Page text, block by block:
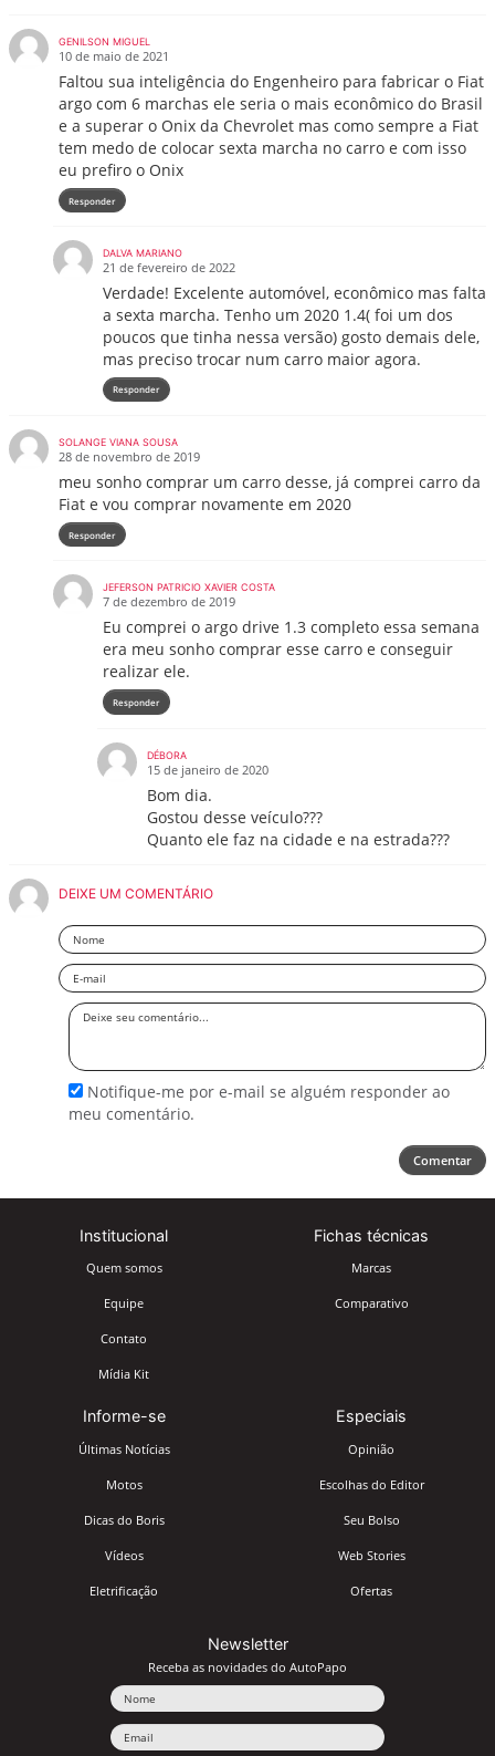
GENILSON MIGUEL
10 de maio de 2021
Faltou sua inteligência do Engenheiro para fabricar o Fiat
argo com 6 marchas ele seria o mais econômico do Brasil
e a superar o Onix da Chevrolet mas como sempre a Fiat
tem medo de colocar sexta marcha no carro e com isso
eu prefiro o Onix
Responder
DALVA MARIANO
21 de fevereiro de 2022
Verdade! Excelente automóvel, econômico mas falta
a sexta marcha. Tenho um 2020 1.4( foi um dos
poucos que tinha nessa versão) gosto demais dele,
mas preciso trocar num carro maior agora.
Responder
SOLANGE VIANA SOUSA
28 de novembro de 2019
meu sonho comprar um carro desse, já comprei carro da
Fiat e vou comprar novamente em 2020
Responder
JEFERSON PATRICIO XAVIER COSTA
7 de dezembro de 2019
Eu comprei o argo drive 1.3 completo essa semana
era meu sonho comprar esse carro e conseguir
realizar ele.
Responder
DÉBORA
15 de janeiro de 2020
Bom dia.
Gostou desse veículo???
Quanto ele faz na cidade e na estrada???
DEIXE UM COMENTÁRIO
Nome
Email
Deixe
Notifique-me por e-mail se alguém responder ao
meu comentário.
Comentar
Institucional
Quem somos
Equipe
Contato
Mídia Kit
Fichas técnicas
Marcas
Comparativo
Informe-se
Últimas Notícias
Motos
Dicas do Boris
Vídeos
Eletrificação
Especiais
Opinião
Escolhas do Editor
Seu Bolso
Web Stories
Ofertas
Newsletter
Receba as novidades do AutoPapo